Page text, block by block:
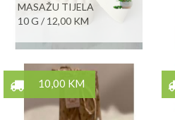
MASAŽU TIJELA
10 G / 12,00 KM
10,00 KM